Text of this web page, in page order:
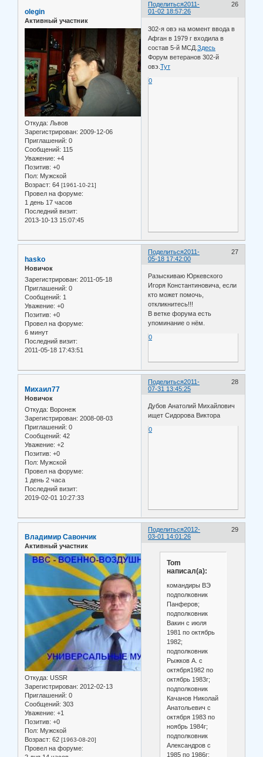
Поделиться 26
2011-
01-02 18:57:26
olegin
Активный участник
Откуда: Львов
Зарегистрирован: 2009-12-06
Приглашений: 0
Сообщений: 115
Уважение: +4
Позитив: +0
Пол: Мужской
Возраст: 64 [1961-10-21]
Провел на форуме:
1 день 17 часов
Последний визит:
2013-10-13 15:07:45
302-я овэ на момент ввода в
Афган в 1979 г входила в
состав 5-й МСД.Здесь
Форум ветеранов 302-й
овэ.Тут
0
Поделиться 27
2011-
05-18 17:42:00
hasko
Новичок
Зарегистрирован: 2011-05-18
Приглашений: 0
Сообщений: 1
Уважение: +0
Позитив: +0
Провел на форуме:
6 минут
Последний визит:
2011-05-18 17:43:51
Разыскиваю Юркевского
Игоря Константиновича, если
кто может помочь,
откликнитесь!!!
В ветке форума есть
упоминание о нём.
0
Поделиться 28
2011-
07-31 13:45:25
Михаил77
Новичок
Откуда: Воронеж
Зарегистрирован: 2008-08-03
Приглашений: 0
Сообщений: 42
Уважение: +2
Позитив: +0
Пол: Мужской
Провел на форуме:
1 день 2 часа
Последний визит:
2019-02-01 10:27:33
Дубов Анатолий Михайлович
ищет Сидорова Виктора
0
Поделиться 29
2012-
03-01 14:01:26
Владимир Савончик
Активный участник
Откуда: USSR
Зарегистрирован: 2012-02-13
Приглашений: 0
Сообщений: 303
Уважение: +1
Позитив: +0
Пол: Мужской
Возраст: 62 [1963-08-20]
Провел на форуме:
Tom
написал(а):
командиры ВЭ
подполковник
Панферов;
подполковник
Вакин с июля
1981 по октябрь
1982;
подполковник
Рыжков А. с
октября1982 по
октябрь 1983г;
подполковник
Качанов Николай
Анатольевич с
октября 1983 по
ноябрь 1984г;
подполковник
Александров с
1985 по 1986г;